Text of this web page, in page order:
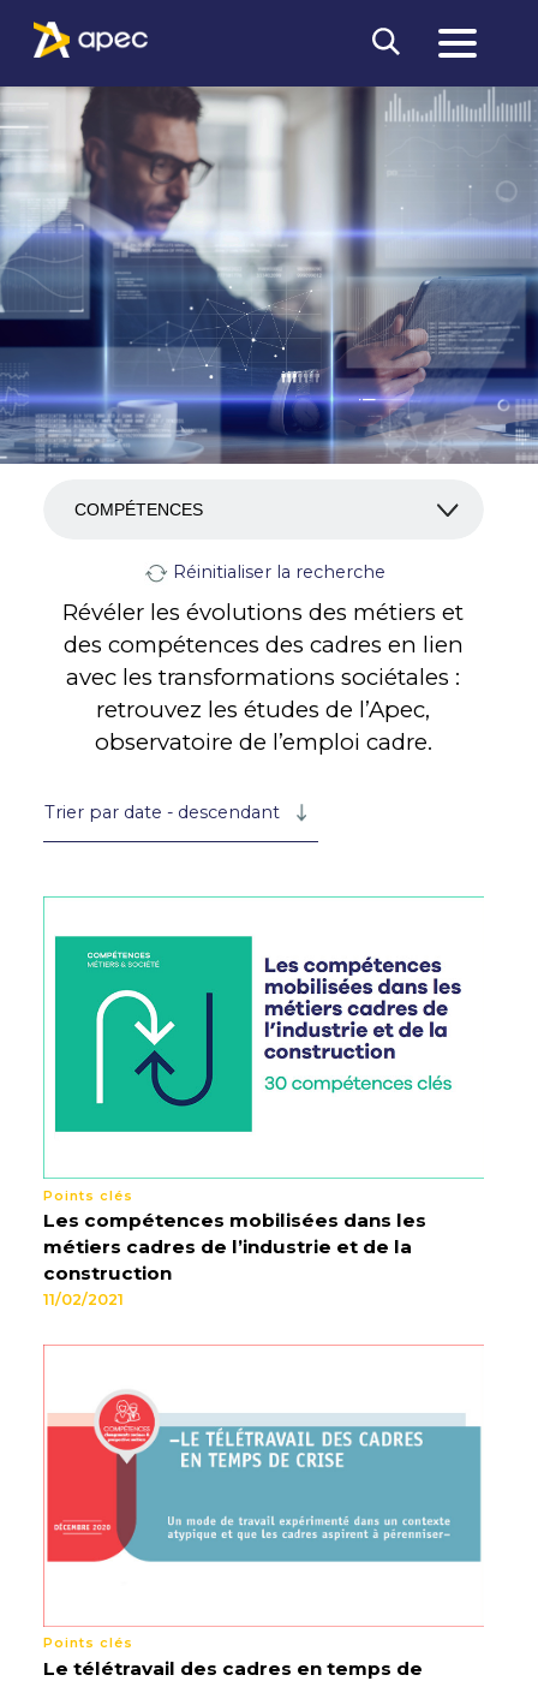
Réinitialiser la recherche
Révéler les évolutions des métiers et
des compétences des cadres en lien
avec les transformations sociétales :
retrouvez les études de l’Apec,
observatoire de l’emploi cadre.
Points clés
Les compétences mobilisées dans les
métiers cadres de l’industrie et de la
construction
11/02/2021
Points clés
Le télétravail des cadres en temps de